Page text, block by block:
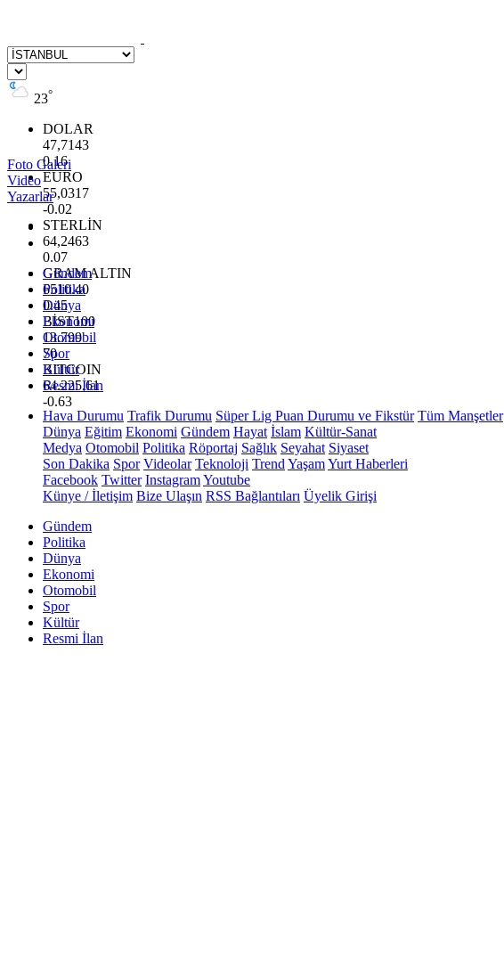
23°
DOLAR
47,7143
0.16
EURO
55,0317
-0.02
STERLİN
64,2463
0.07
GRAM ALTIN
6510.40
0.45
BİST100
13.799
70
BITCOIN
64.225,61
-0.63
Foto Galeri
Video
Yazarlar
Gündem
Politika
Dünya
Ekonomi
Otomobil
Spor
Kültür
Resmi İlan
Hava Durumu Trafik Durumu Süper Lig Puan Durumu ve Fikstür Tüm Manşetler
Dünya Eğitim Ekonomi Gündem Hayat İslam Kültür-Sanat
Medya Otomobil Politika Röportaj Sağlık Seyahat Siyaset
Son Dakika Spor Videolar Teknoloji Trend YaşamYurt Haberleri
Facebook Twitter InstagramYoutube
Künye / İletişim Bize Ulaşın RSS Bağlantıları Üyelik Girişi
Gündem
Politika
Dünya
Ekonomi
Otomobil
Spor
Kültür
Resmi İlan